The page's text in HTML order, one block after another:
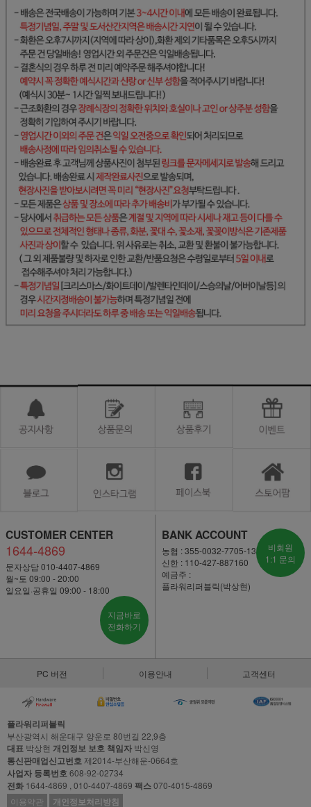
CUSTOMER CENTER
1644-4869
문자상담 010-4407-4869
월~토 09:00 - 20:00
일요일·공휴일 09:00 - 18:00
지금바로
전화하기
BANK ACCOUNT
농협 : 355-0032-7705-13
신한 : 110-427-887160
예금주 :
플라워리퍼블릭(박상현)
비회원
1:1 문의
PC 버전 이용안내 고객센터
플라워리퍼블릭
부산광역시 해운대구 양운로 80번길 22,9층
대표 박상현 개인정보 보호 책임자 박신영
통신판매업신고번호제2014-부산해운-0664호
사업자 등록번호608-92-02734
전화 1644-4869 , 010-4407-4869 팩스070-4015-4869
이용약관
개인정보처리방침